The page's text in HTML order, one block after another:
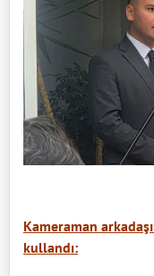
Kameraman
kullandı: